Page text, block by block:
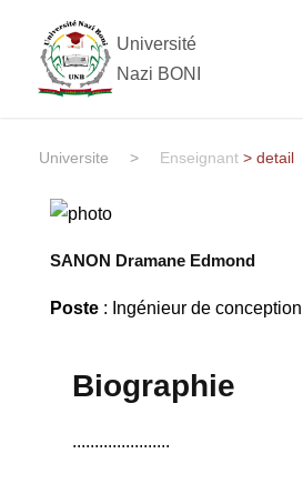
Université
Nazi BONI
Universite > Enseignant > detail
SANON Dramane Edmond
Poste: Ingénieur de
Biographie
......................